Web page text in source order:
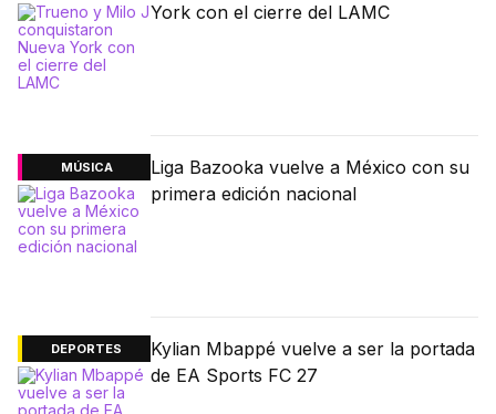
York con el cierre del LAMC
MÚSICA
Liga Bazooka vuelve a México con su
primera edición nacional
DEPORTES
Kylian Mbappé vuelve a ser la portada
de EA Sports FC 27